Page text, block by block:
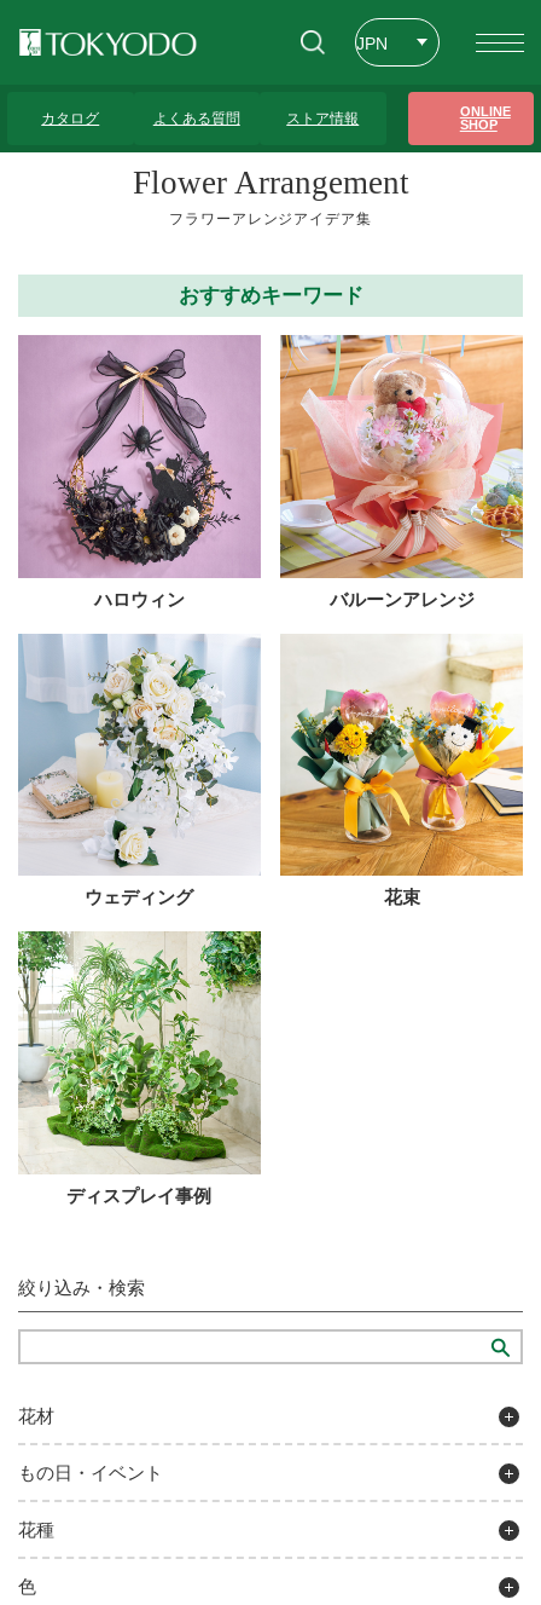
JPN
カタログ よくある質問 ストア情報
ONLINE
SHOP
Flower Arrangement
フラワーアレンジアイデア集
おすすめキーワード
ハロウィン バルーンアレンジ
ウェディング 花束
ディスプレイ事例
絞り込み・検索
花材
もの日・イベント
花種
色